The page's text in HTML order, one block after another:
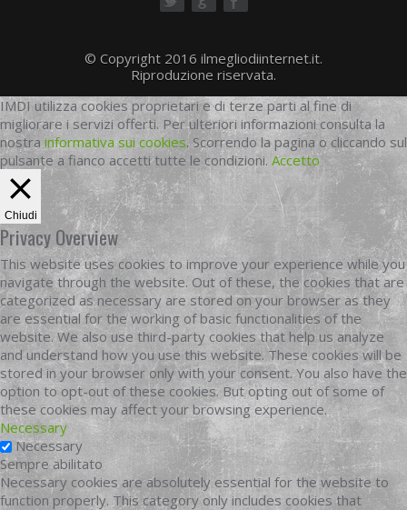
© Copyright 2016 ilmegliodiinternet.it.
Riproduzione riservata.
IMDI utilizza cookies proprietari e di terze parti al fine di
migliorare i servizi offerti. Per ulteriori informazioni consulta la
nostrainformativa sui cookies. Scorrendo la pagina o cliccando sul
pulsante a fianco accetti tutte le condizioni. Accetto
Chiudi
Privacy Overview
This website uses cookies to improve your experience while you
navigate through the website. Out of these, the cookies that are
categorized as necessary are stored on your browser as they
are essential for the working of basic functionalities of the
website. We also use third-party cookies that help us analyze
and understand how you use this website. These cookies will be
stored in your browser only with your consent. You also have the
option to opt-out of these cookies. But opting out of some of
these cookies may affect your browsing experience.
Necessary
Necessary
Sempre abilitato
Necessary cookies are absolutely essential for the website to
function properly. This category only includes cookies that